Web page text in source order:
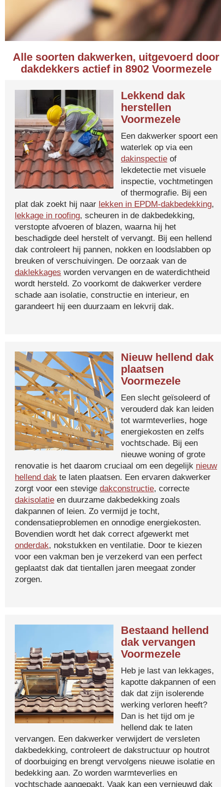
Alle soorten dakwerken, uitgevoerd door
dakdekkers actief in 8902 Voormezele
Lekkend dak
herstellen
Voormezele
Een dakwerker spoort een
waterlek op via een
dakinspectie of
lekdetectie met visuele
inspectie, vochtmetingen
of thermografie. Bij een
plat dak zoekt hij naar lekken in EPDM-dakbedekking,
lekkage in roofing, scheuren in de dakbedekking,
verstopte afvoeren of blazen, waarna hij het
beschadigde deel herstelt of vervangt. Bij een hellend
dak controleert hij pannen, nokken en loodslabben op
breuken of verschuivingen. De oorzaak van de
daklekkages worden vervangen en de waterdichtheid
wordt hersteld. Zo voorkomt de dakwerker verdere
schade aan isolatie, constructie en interieur, en
garandeert hij een duurzaam en lekvrij dak.
Nieuw hellend dak
plaatsen
Voormezele
Een slecht geïsoleerd of
verouderd dak kan leiden
tot warmteverlies, hoge
energiekosten en zelfs
vochtschade. Bij een
nieuwe woning of grote
renovatie is het daarom cruciaal om een degelijk nieuw
hellend dak te laten plaatsen. Een ervaren dakwerker
zorgt voor een stevige dakconstructie, correcte
dakisolatie en duurzame dakbedekking zoals
dakpannen of leien. Zo vermijd je tocht,
condensatieproblemen en onnodige energiekosten.
Bovendien wordt het dak correct afgewerkt met
onderdak, nokstukken en ventilatie. Door te kiezen
voor een vakman ben je verzekerd van een perfect
geplaatst dak dat tientallen jaren meegaat zonder
zorgen.
Bestaand hellend
dak vervangen
Voormezele
Heb je last van lekkages,
kapotte dakpannen of een
dak dat zijn isolerende
werking verloren heeft?
Dan is het tijd om je
hellend dak te laten
vervangen. Een dakwerker verwijdert de versleten
dakbedekking, controleert de dakstructuur op houtrot
of doorbuiging en brengt vervolgens nieuwe isolatie en
bedekking aan. Zo worden warmteverlies en
vochtschade aangepakt. Vaak kan een vernieuwd dak